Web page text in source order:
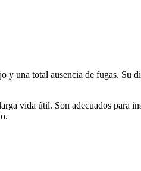
una total ausencia de fugas. Su
vida útil. Son adecuados para